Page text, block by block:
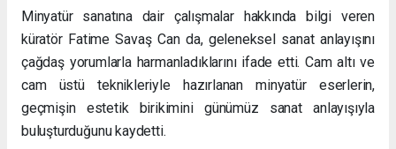
Minyatür sanatına dair çalışmalar hakkında bilgi veren
küratör Fatime Savaş Can da, geleneksel sanat anlayışını
çağdaş yorumlarla harmanladıklarını ifade etti. Cam altı ve
cam üstü teknikleriyle hazırlanan minyatür eserlerin,
geçmişin estetik birikimini günümüz sanat anlayışıyla
buluşturduğunu kaydetti.